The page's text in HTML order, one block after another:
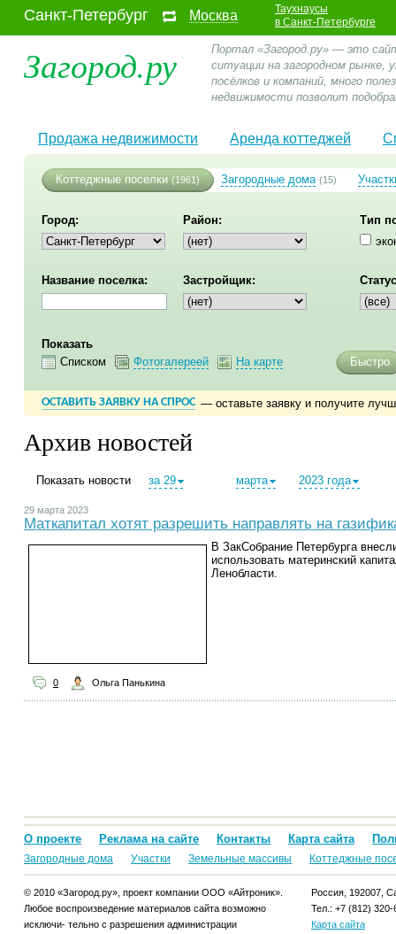
Санкт-Петербург Москва
Таухнаусы
в Санкт-Петербурге
Загород.ру
Портал «Загород.ру» — это
ситуации на загородном
посёлков и компаний, много
недвижимости позволит
Продажа недвижимости Аренда коттеджей
Коттеджные поселки (1961) Загородные дома (15)
Город: Район:
Тип
Название поселка: Застройщик:
Показать
Списком
Фотогалереей На карте Быстро
ОСТАВИТЬ ЗАЯВКУ НА СПРОС — оставьте заявку и получите
Архив новостей
Показать новости за 29 марта 2023 года
29 марта 2023
Маткапитал хотят разрешить направлять на
В ЗакСобрание Петербурга
использовать материнский
Ленобласти.
0 Ольга Панькина
О проекте Реклама на сайте Контакты Карта сайта
Загородные дома Участки Земельные массивы Коттеджные
© 2010 «Загород.ру», проект компании ООО «Айтроник».
Любое воспроизведение материалов сайта возможно
исключи- тельно с разрешения администрации
Россия, 192007,
Тел.: +7 (812) 320-
Карта сайта